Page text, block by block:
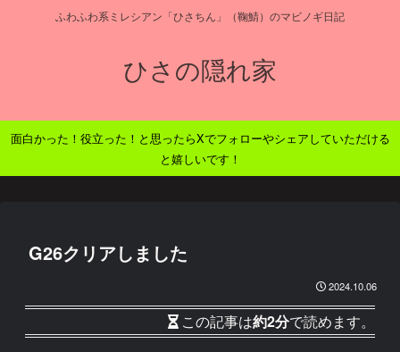
ふわふわ系ミレシアン「ひさちん」（鞠鯖）のマビノギ日記
ひさの隠れ家
面白かった！役立った！と思ったらXでフォローやシェアしていただける
と嬉しいです！
G26クリアしました
2024.10.06
この記事は約2分で読めます。